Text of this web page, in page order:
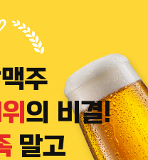
주
의 비결!
말고